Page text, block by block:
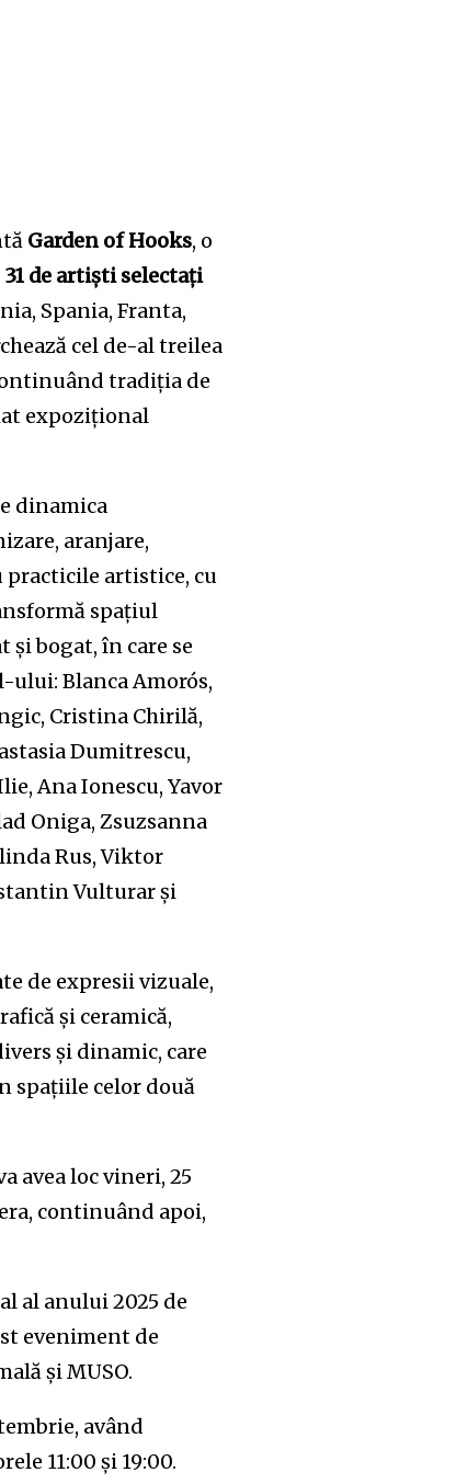
Garden of Hooks, o
31 de artiști selectați
Spania, Franta,
cel de-al treilea
tradiția de
expozițional
dinamica
aranjare,
practicile artistice, cu
spațiul
bogat, în care se
ului: Blanca Amorós,
Cristina Chirilă,
Dumitrescu,
Ana Ionescu, Yavor
Oniga, Zsuzsanna
Rus, Viktor
Vulturar și
de expresii vizuale,
și ceramică,
și dinamic, care
spațiile celor două
avea loc vineri, 25
continuând apoi,
al anului 2025 de
eveniment de
și MUSO.
având
11:00 și 19:00.